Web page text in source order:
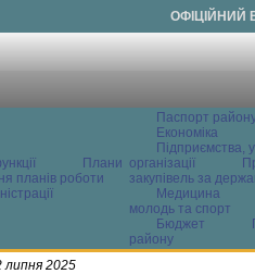
ОФІЦІЙНИЙ
Плани
планів роботи
Паспорт
Економіка
Підприємства,
організації
закупівель за
Медицина
молодь та спорт
Бюджет
району
2025